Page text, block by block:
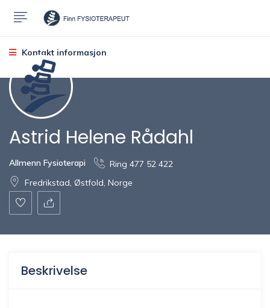
Kontakt informasjon
Astrid Helene Rådahl
Allmenn Fysioterapi
Ring 477 52 422
Fredrikstad, Østfold, Norge
Beskrivelse